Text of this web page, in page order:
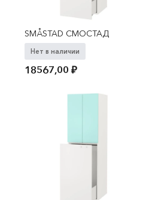
SMÅSTAD СМОСТАД
Нет в наличии
18567,00₽